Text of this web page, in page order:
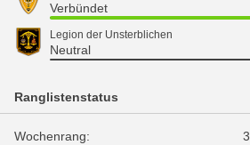
Verbündet
Legion der Unsterblichen
Neutral
Ranglistenstatus
Wochenrang: